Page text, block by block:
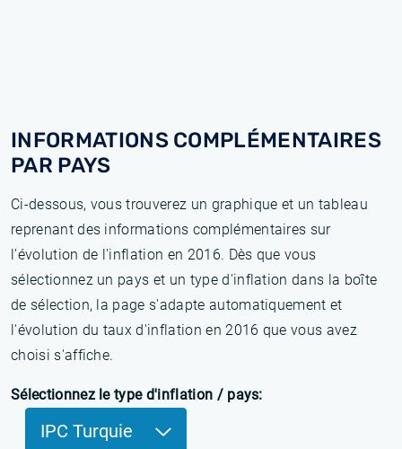
INFORMATIONS COMPLÉMENTAIRES
PAR PAYS
Ci-dessous, vous trouverez un graphique et un tableau
reprenant des informations complémentaires sur
l’évolution de l'inflation en 2016. Dès que vous
sélectionnez un pays et un type d'inflation dans la boîte
de sélection, la page s'adapte automatiquement et
l'évolution du taux d'inflation en 2016 que vous avez
choisi s'affiche.
Sélectionnez le type d'inflation / pays:
IPC Turquie